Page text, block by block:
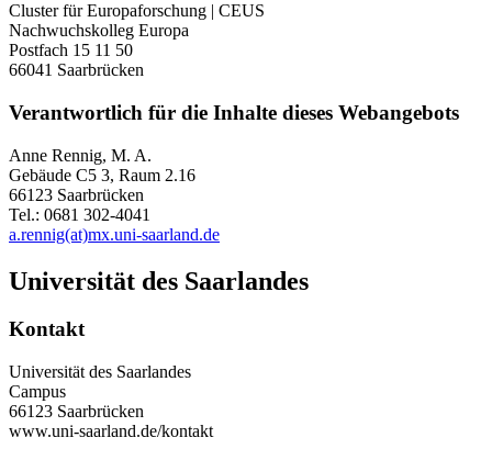
Cluster für Europaforschung | CEUS
Nachwuchskolleg Europa
Postfach 15 11 50
66041 Saarbrücken
Verantwortlich für die Inhalte dieses Webangebots
Anne Rennig, M. A.
Gebäude C5 3, Raum 2.16
66123 Saarbrücken
Tel.: 0681 302-4041
a.rennig(at)mx.uni-saarland.de
Universität des Saarlandes
Kontakt
Universität des Saarlandes
Campus
66123 Saarbrücken
www.uni-saarland.de/kontakt